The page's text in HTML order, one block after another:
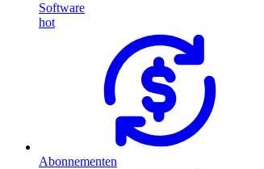
Software
hot
Abonnementen